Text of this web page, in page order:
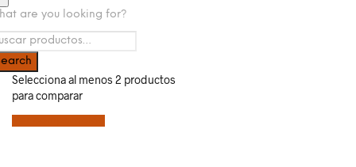
are you looking for?
Selecciona al menos 2 productos
para comparar